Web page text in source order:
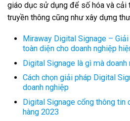
giáo dục sử dụng để số hóa và cải
truyền thông cũng như xây dựng
Miraway Digital Signage –
toàn diện cho doanh nghiệp
Digital Signage là gì mà
Cách chọn giải pháp Digital
doanh nghiệp
Digital Signage cổng thông tin
hàng 2023